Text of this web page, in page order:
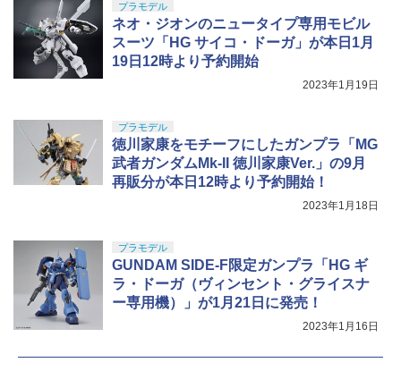
プラモデル
ネオ・ジオンのニュータイプ専用モビル
スーツ「HG サイコ・ドーガ」が本日1月
19日12時より予約開始
2023年1月19日
プラモデル
徳川家康をモチーフにしたガンプラ「MG
武者ガンダムMk-II 徳川家康Ver.」の9月
再販分が本日12時より予約開始！
2023年1月18日
プラモデル
GUNDAM SIDE-F限定ガンプラ「HG ギ
ラ・ドーガ（ヴィンセント・グライスナ
ー専用機）」が1月21日に発売！
2023年1月16日